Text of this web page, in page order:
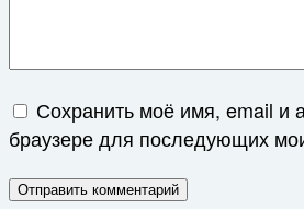
Сохранить моё имя, email и
браузере для последующих